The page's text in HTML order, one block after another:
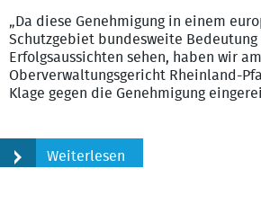
„Da diese Genehmigung in einem
Schutzgebiet bundesweite
Erfolgsaussichten sehen, haben wir
Oberverwaltungsgericht Rheinland-
Klage gegen die Genehmigung
Weiterlesen